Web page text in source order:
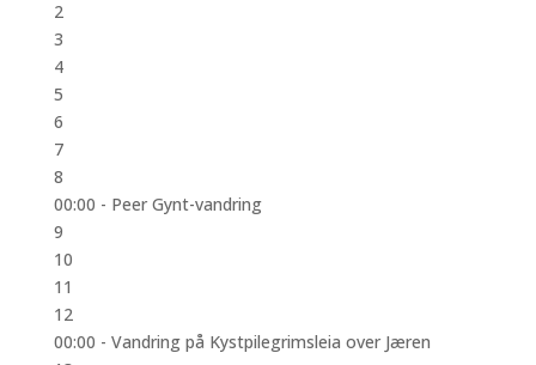
2
3
4
5
6
7
8
00:00 - Peer Gynt-vandring
9
10
11
12
00:00 - Vandring på Kystpilegrimsleia over Jæren